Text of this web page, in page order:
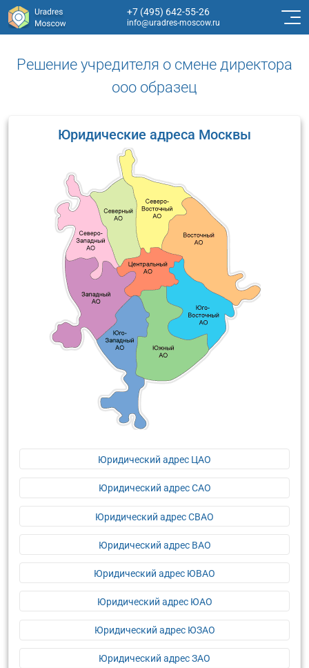
+7 (495) 642-55-26
info@uradres-moscow.ru
Решение учредителя о смене директора
ооо образец
Юридические адреса Москвы
Юридический адрес ЦАО
Юридический адрес САО
Юридический адрес СВАО
Юридический адрес ВАО
Юридический адрес ЮВАО
Юридический адрес ЮАО
Юридический адрес ЮЗАО
Юридический адрес ЗАО